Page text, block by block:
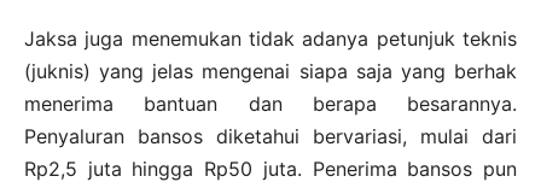
Jaksa juga menemukan tidak adanya petunjuk teknis
(juknis) yang jelas mengenai siapa saja yang berhak
menerima bantuan dan berapa besarannya.
Penyaluran bansos diketahui bervariasi, mulai dari
Rp2,5 juta hingga Rp50 juta. Penerima bansos pun